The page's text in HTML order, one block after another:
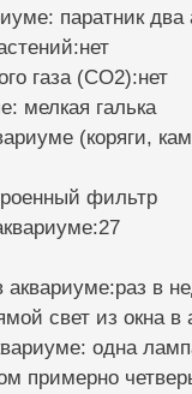
паратник
газа (CO2):нет
мелкая галька
(коряги,
фильтр
в
свет из окна в
одна
примерно